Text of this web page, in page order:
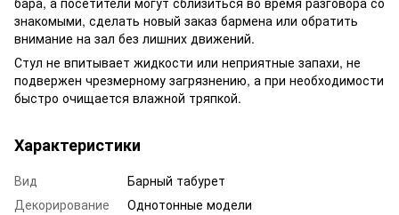
знакомыми, сделать новый заказ бармена или обратить
внимание на зал без лишних движений.
Стул не впитывает жидкости или неприятные запахи, не
подвержен чрезмерному загрязнению, а при необходимости
быстро очищается влажной тряпкой.
Характеристики
Вид
Барный табурет
Декорирование
Однотонные модели